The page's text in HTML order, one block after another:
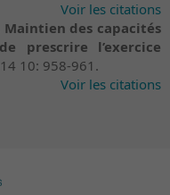
Voir les citations
Maintien des capacités
prescrire l’exercice
10: 958-961.
Voir les citations